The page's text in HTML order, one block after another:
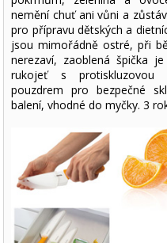
nemění chuť ani vůni a
pro přípravu dětských a
jsou mimořádně ostré, při
nerezaví, zaoblená špička
rukojeť s protiskluzovou
pouzdrem pro bezpečné
balení, vhodné do myčky. 3